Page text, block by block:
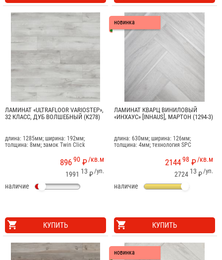
ЛАМИНАТ «ULTRAFLOOR VARIOSTEP»,
32 КЛАСС, ДУБ ВОЛШЕБНЫЙ (K278)
длина: 1285мм; ширина: 192мм;
толщина: 8мм; замок Twin Click
/кв.м
89690 ₽
/уп.
1991 13 ₽
наличие
КУПИТЬ
новинка
ЛАМИНАТ КВАРЦ ВИНИЛОВЫЙ
«ИНХАУС» [INHAUS], МАРТОН (1294-3)
длина: 630мм; ширина: 126мм;
толщина: 4мм; технология SPC
/кв.м
214498 ₽
/уп.
2724 13 ₽
наличие
КУПИТЬ
новинка